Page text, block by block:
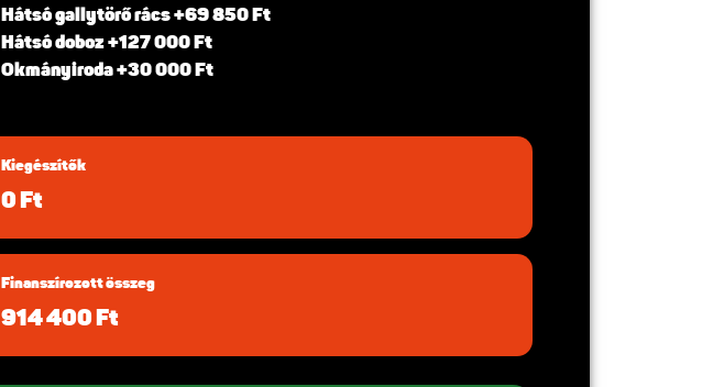
Hátsó gallytörő rács +69 850 Ft
Hátsó doboz +127 000 Ft
Okmányiroda +30 000 Ft
Kiegészítők
0 Ft
Finanszírozott összeg
914 400 Ft